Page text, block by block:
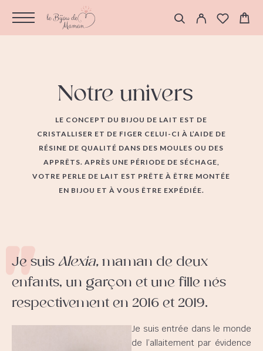
Notre univers
LE CONCEPT DU BIJOU DE LAIT EST DE
CRISTALLISER ET DE FIGER CELUI-CI À L’AIDE DE
RÉSINE DE QUALITÉ DANS DES MOULES OU DES
APPRÊTS. APRÈS UNE PÉRIODE DE SÉCHAGE,
VOTRE PERLE DE LAIT EST PRÊTE À ÊTRE MONTÉE
EN BIJOU ET À VOUS ÊTRE EXPÉDIÉE.
Je suisAlexia,maman de deux
enfants, un garçon et une fille nés
respectivement en 2016 et 2019.
Je suis entrée dans le monde
de l’allaitement par évidence